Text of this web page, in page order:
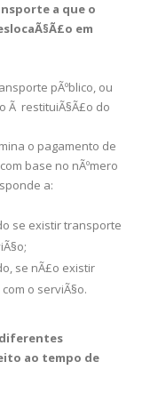
a que o
em
pÃºblico, ou
Ã restituiÃ§Ã£o do
o pagamento de
base no nÃºmero
a:
se existir transporte
se nÃ£o existir
o serviÃ§o.
ao tempo de